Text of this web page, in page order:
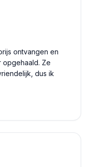
ontvangen en
opgehaald. Ze
dus ik